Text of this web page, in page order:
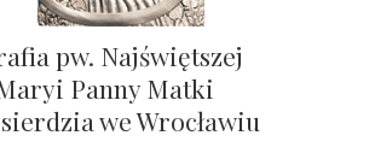
pw. Najświętszej
Panny Matki
we Wrocławiu